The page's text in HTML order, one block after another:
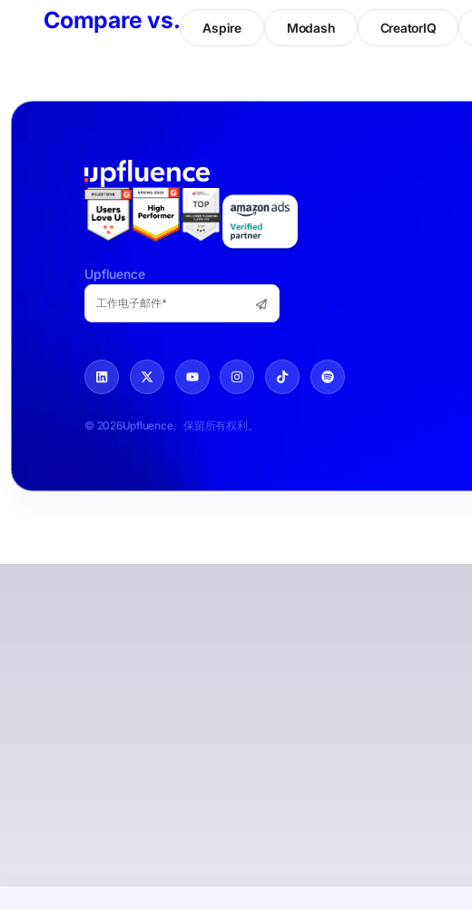
Compare vs. Aspire Modash CreatorIQ
Upfluence
© 2026Upfluence。保留所有权利。